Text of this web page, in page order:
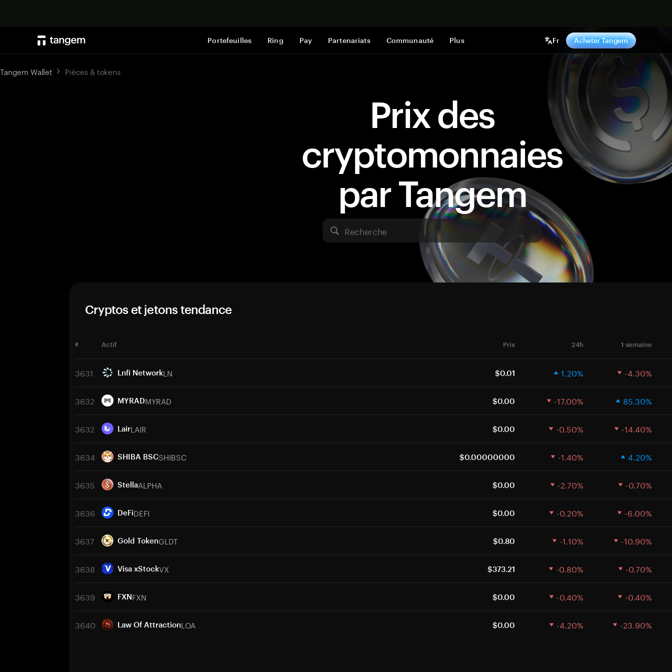
Portefeuilles Ring Pay Partenariats Communauté Plus Fr Acheter Tangem
Prix des
cryptomonnaies
par Tangem
Recherche
Tangem Wallet Pièces & tokens
Cryptos et jetons tendance
# Actif Prix 24h 1 semaine
3631 Lnfi NetworkLN $0.01 1.20% -4.30%
3632 MYRADMYRAD $0.00 -17.00% 85.30%
3632 LairLAIR $0.00 -0.50% -14.40%
3634 SHIBA BSCSHIBSC $0.00000000 -1.40% 4.20%
3635 StellaALPHA $0.00 -2.70% -0.70%
3636 DeFiDEFI $0.00 -0.20% -6.00%
3637 Gold TokenGLDT $0.80 -1.10% -10.90%
3638 Visa xStockVX $373.21 -0.80% -0.70%
3639 FXNFXN $0.00 -0.40% -0.40%
3640 Law Of AttractionLOA $0.00 -4.20% -23.90%